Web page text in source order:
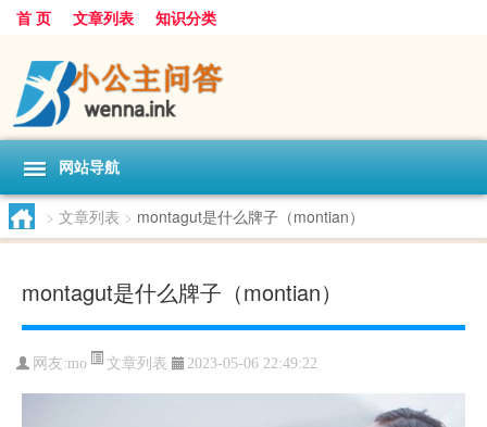
首 页 文章列表 知识分类
网站导航
> 文章列表 > montagut是什么牌子（montian）
montagut是什么牌子（montian）
网友:mo 文章列表 2023-05-06 22:49:22